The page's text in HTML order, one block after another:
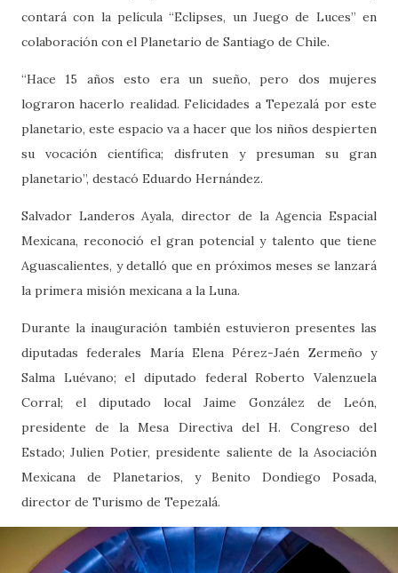
contará con la película “Eclipses, un Juego de Luces” en
colaboración con el Planetario de Santiago de Chile.
“Hace 15 años esto era un sueño, pero dos mujeres
lograron hacerlo realidad. Felicidades a Tepezalá por este
planetario, este espacio va a hacer que los niños despierten
su vocación científica; disfruten y presuman su gran
planetario”, destacó Eduardo Hernández.
Salvador Landeros Ayala, director de la Agencia Espacial
Mexicana, reconoció el gran potencial y talento que tiene
Aguascalientes, y detalló que en próximos meses se lanzará
la primera misión mexicana a la Luna.
Durante la inauguración también estuvieron presentes las
diputadas federales María Elena Pérez-Jaén Zermeño y
Salma Luévano; el diputado federal Roberto Valenzuela
Corral; el diputado local Jaime González de León,
presidente de la Mesa Directiva del H. Congreso del
Estado; Julien Potier, presidente saliente de la Asociación
Mexicana de Planetarios, y Benito Dondiego Posada,
director de Turismo de Tepezalá.